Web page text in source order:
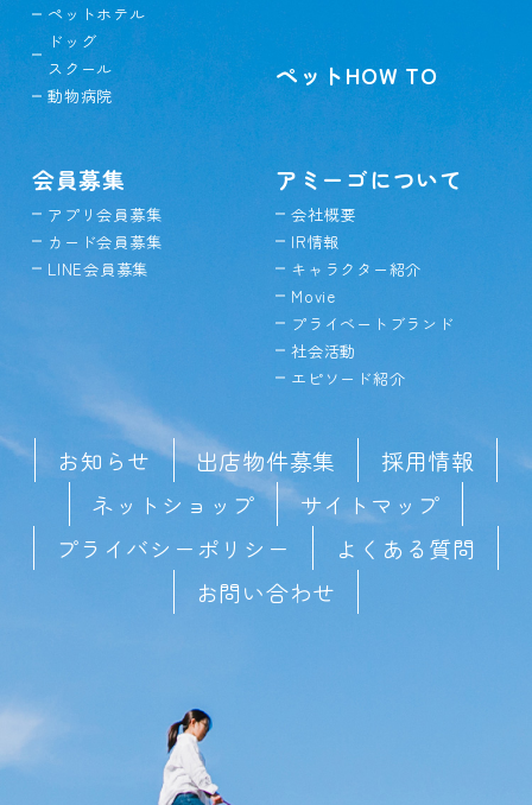
ペットホテル
ドッグ
スクール
動物病院
ペットHOW TO
会員募集
アプリ会員募集
カード会員募集
LINE会員募集
アミーゴについて
会社概要
IR情報
キャラクター紹介
Movie
プライベートブランド
社会活動
エピソード紹介
お知らせ 出店物件募集
採用情報
ネットショップ
サイトマップ
プライバシーポリシー
よくある質問
お問い合わせ